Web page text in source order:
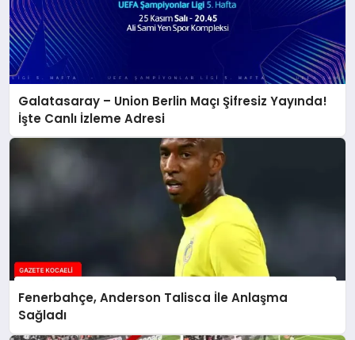
Galatasaray – Union Berlin Maçı Şifresiz Yayında!
İşte Canlı İzleme Adresi
Fenerbahçe, Anderson Talisca İle Anlaşma
Sağladı